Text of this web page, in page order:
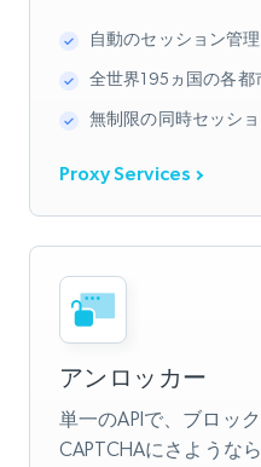
自動のセッション管理
全世界195ヵ国の各都
無制限の同時セッシ
Proxy Services
アンロッカー
単一のAPIで、ブロッ
CAPTCHAにさようなら